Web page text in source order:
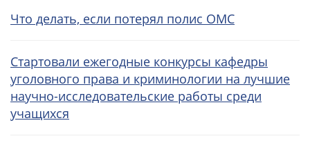
Что делать, если потерял полис ОМС
Стартовали ежегодные конкурсы кафедры
уголовного права и криминологии на лучшие
научно-исследовательские работы среди
учащихся